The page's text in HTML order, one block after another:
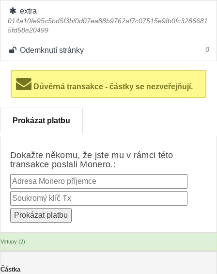
extra
014a10fe95c5bd5f3bf0d07ea88b9762af7c07515e9fb0fc3286681
5fd58e20499
Odemknutí stránky 0
Důvěrná transakce - částky se nezveřejňují.
Prokázat platbu
Dokažte někomu, že jste mu v rámci této
transakce poslali Monero.:
Vstupy (2)
Částka